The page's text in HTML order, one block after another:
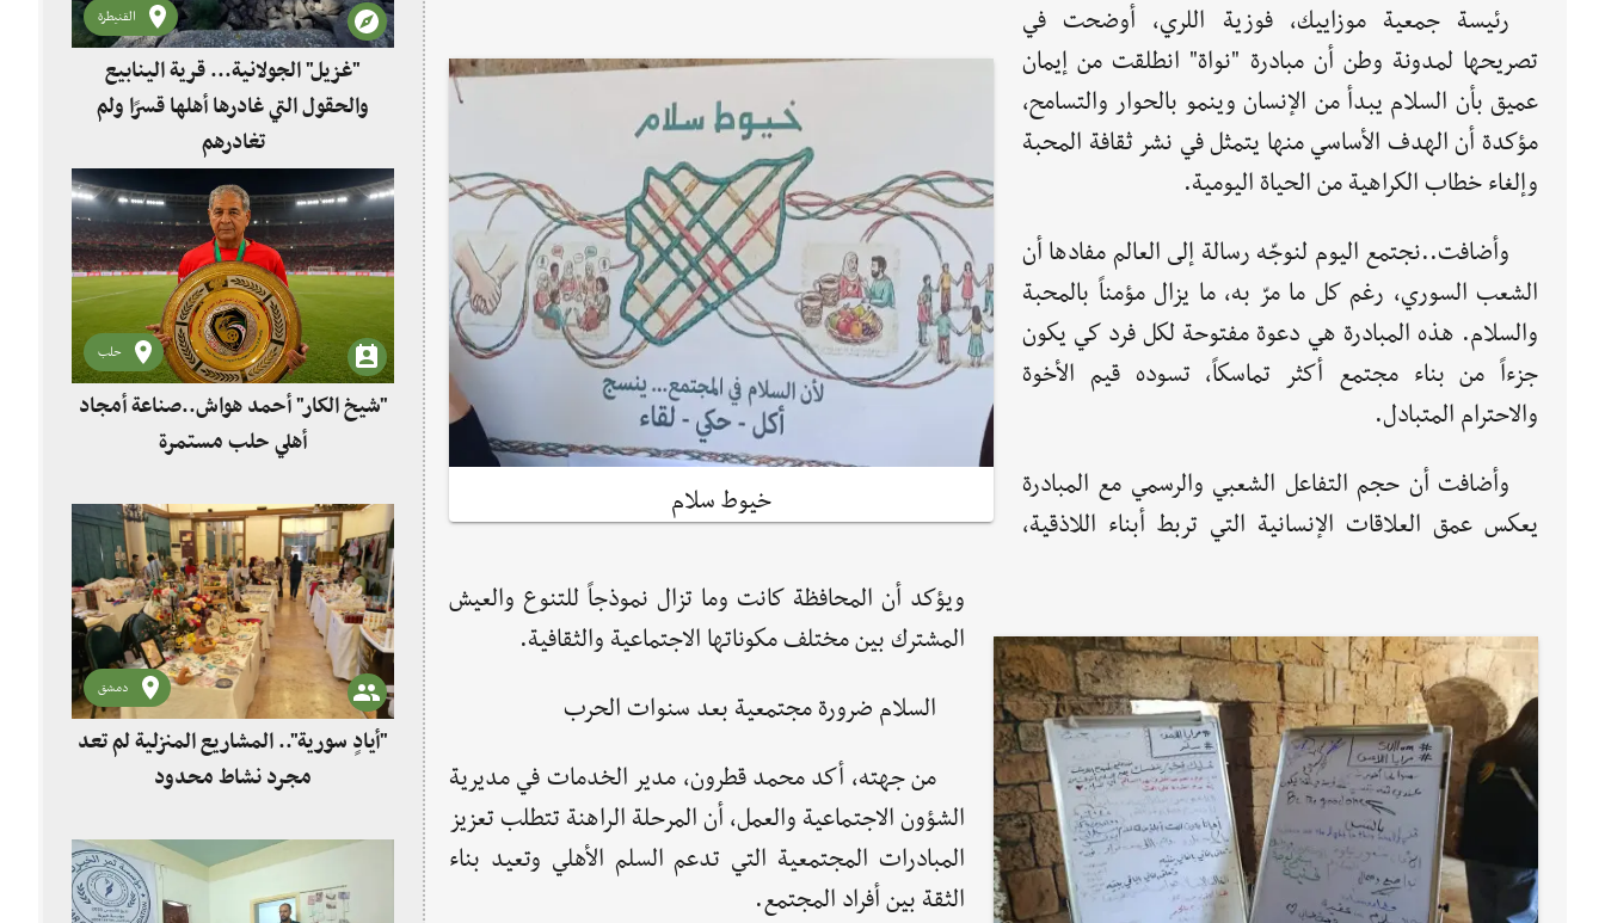
خيوط سلام
رئيسة جمعية موزاييك، فوزية اللري، أوضحت في
تصريحها لمدونة وطن أن مبادرة "نواة" انطلقت من إيمان
عميق بأن السلام يبدأ من الإنسان وينمو بالحوار والتسامح،
مؤكدة أن الهدف الأساسي منها يتمثل في نشر ثقافة المحبة
وإلغاء خطاب الكراهية من الحياة اليومية.
وأضافت..نجتمع اليوم لنوجّه رسالة إلى العالم مفادها أن
الشعب السوري، رغم كل ما مرّ به، ما يزال مؤمناً بالمحبة
والسلام. هذه المبادرة هي دعوة مفتوحة لكل فرد كي يكون
جزءاً من بناء مجتمع أكثر تماسكاً، تسوده قيم الأخوة
والاحترام المتبادل.
وأضافت أن حجم التفاعل الشعبي والرسمي مع المبادرة
يعكس عمق العلاقات الإنسانية التي تربط أبناء اللاذقية،
ويؤكد أن المحافظة كانت وما تزال نموذجاً للتنوع والعيش
المشترك بين مختلف مكوناتها الاجتماعية والثقافية.
السلام ضرورة مجتمعية بعد سنوات الحرب
من جهته، أكد محمد قطرون، مدير الخدمات في مديرية
الشؤون الاجتماعية والعمل، أن المرحلة الراهنة تتطلب تعزيز
المبادرات المجتمعية التي تدعم السلم الأهلي وتعيد بناء
الثقة بين أفراد المجتمع.
القنيطرة
"غزيل" الجولانية... قرية الينابيع
والحقول التي غادرها أهلها قسرًا ولم
تغادرهم
حلب
"شيخ الكار" أحمد هواش..صناعة أمجاد
أهلي حلب مستمرة
دمشق
"أيادٍ سورية".. المشاريع المنزلية لم تعد
مجرد نشاط محدود